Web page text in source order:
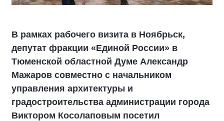
В рамках рабочего визита в Ноябрьск,
депутат фракции «Единой России» в
Тюменской областной Думе Александр
Мажаров совместно с начальником
управления архитектуры и
градостроительства администрации города
Виктором Косолаповым посетил